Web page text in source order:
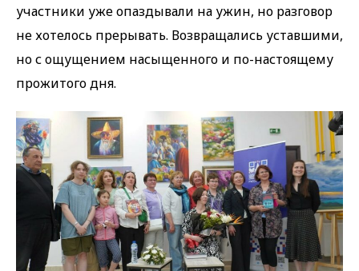
участники уже опаздывали на ужин, но разговор
не хотелось прерывать. Возвращались уставшими,
но с ощущением насыщенного и по-настоящему
прожитого дня.